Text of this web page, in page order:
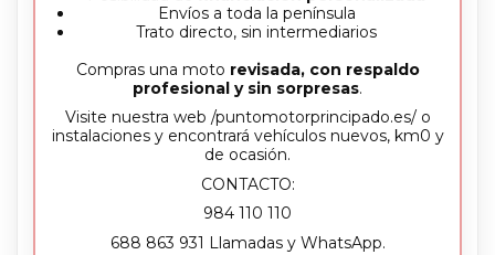
Envíos a toda la península
Trato directo, sin intermediarios
Compras una moto revisada, con respaldo
profesional y sin sorpresas.
Visite nuestra web /puntomotorprincipado.es/ o
instalaciones y encontrará vehículos nuevos, km0 y
de ocasión.
CONTACTO:
984 110 110
688 863 931 Llamadas y WhatsApp.